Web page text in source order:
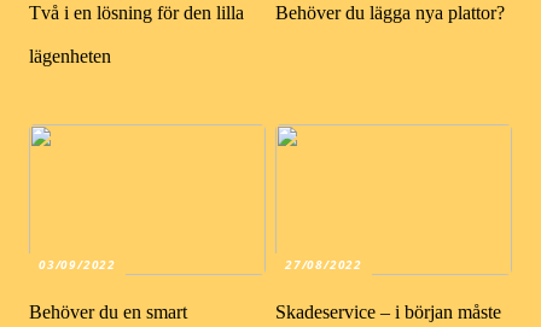
Två i en lösning för den lilla
lägenheten
Behöver du lägga nya plattor?
03/09/2022
Behöver du en smart
27/08/2022
Skadeservice – i början måste